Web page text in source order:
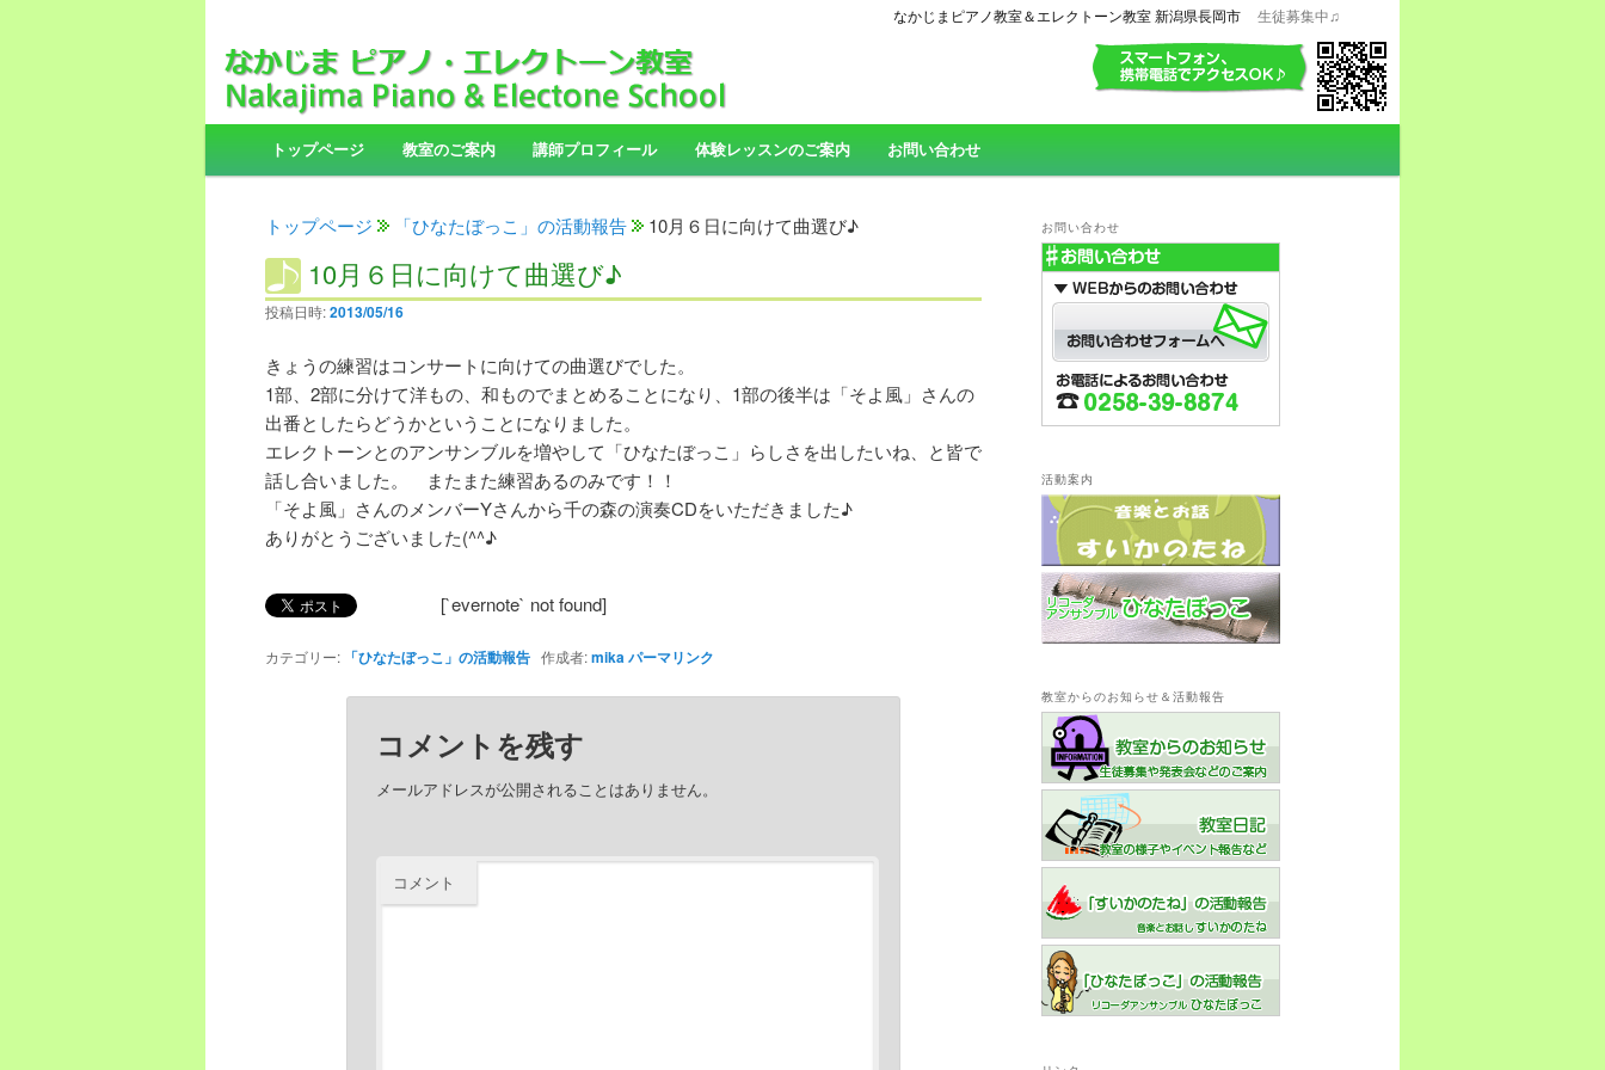
なかじまピアノ教室＆エレクトーン教室 新潟県長岡市 生徒募集中♫
メ
ン
ン
テ
ン
へ
サ
コ
テ
ン
ツ
移
トップページ 教室のご案内 講師プロフィール 体験レッスンのご案内 お問い合わせ
トップページ 「ひなたぼっこ」の活動報告 10月６日に向けて曲選び♪
10月６日に向けて曲選び♪
投稿日時:2013/05/16
きょうの練習はコンサートに向けての曲選びでした。
1部、2部に分けて洋もの、和ものでまとめることになり、1部の後半は「そよ風」さんの
出番としたらどうかということになりました。
エレクトーンとのアンサンブルを増やして「ひなたぼっこ」らしさを出したいね、と皆で
話し合いました。 またまた練習あるのみです！！
「そよ風」さんのメンバーYさんから千の森の演奏CDをいただきました♪
ありがとうございました(^^♪
[`evernote` not found]
カテゴリー: 「ひなたぼっこ」の活動報告 作成者:mikaパーマリンク
コメントを残す
メールアドレスが公開されることはありません。
コメント
お問い合わせ
活動案内
教室からのお知らせ＆活動報告